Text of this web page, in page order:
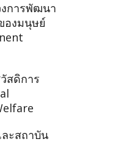
การพัฒนา
องมนุษย์
สดิการ
ะสถาบัน